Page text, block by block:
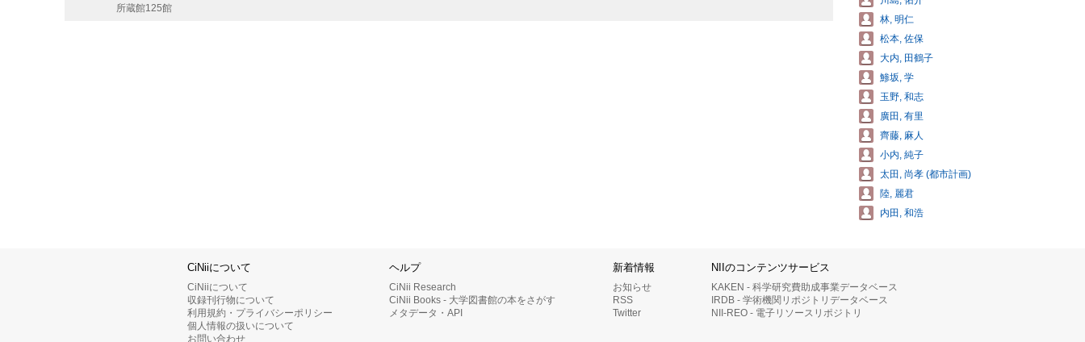
所蔵館125館
林, 明仁
松本, 佐保
大内, 田鶴子
鯵坂, 学
玉野, 和志
廣田, 有里
齊藤, 麻人
小内, 純子
太田, 尚孝 (都市計画)
陸, 麗君
内田, 和浩
CiNiiについて
CiNiiについて
収録刊行物について
利用規約・プライバシーポリシー
個人情報の扱いについて
お問い合わせ
ヘルプ
CiNii Research
CiNii Books - 大学図書館の本をさがす
メタデータ・API
新着情報
お知らせ
RSS
Twitter
NIIのコンテンツサービス
KAKEN - 科学研究費助成事業データベース
IRDB - 学術機関リポジトリデータベース
NII-REO - 電子リソースリポジトリ